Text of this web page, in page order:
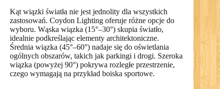
Kąt wiązki światła nie jest jednolity dla wszystkich
zastosowań. Coydon Lighting oferuje różne opcje do
wyboru. Wąska wiązka (15°–30°) skupia światło,
idealnie podkreślając elementy architektoniczne.
Średnia wiązka (45°–60°) nadaje się do oświetlania
ogólnych obszarów, takich jak parkingi i drogi. Szeroka
wiązka (powyżej 90°) pokrywa rozległe przestrzenie,
czego wymagają na przykład boiska sportowe.